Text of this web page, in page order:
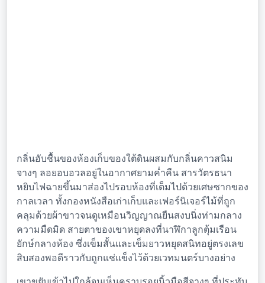
กลิ่นอับชื้นของห้องเก็บของใต้ดินผสมกับกลิ่นคาวสนิม
จางๆ ลอยอบอวลอยู่ในอากาศยามค่ำคืน สารวัตรธนา
หยิบไฟฉายขึ้นมาส่องไปรอบห้องที่เต็มไปด้วยเศษซากของ
กาลเวลา ทั้งกองหนังสือเก่าเก็บและเฟอร์นิเจอร์ไม้ที่ถูก
คลุมด้วยผ้าขาวจนดูเหมือนวิญญาณยืนสงบนิ่งท่ามกลาง
ความมืดมิด สายตาของเขาหยุดลงที่นาฬิกาลูกตุ้มเรือน
ยักษ์กลางห้อง ซึ่งเข็มสั้นและเข็มยาวหยุดสนิทอยู่ตรงเลข
สิบสองพอดีราวกับถูกแช่แข็งไว้ด้วยเวทมนตร์บางอย่าง